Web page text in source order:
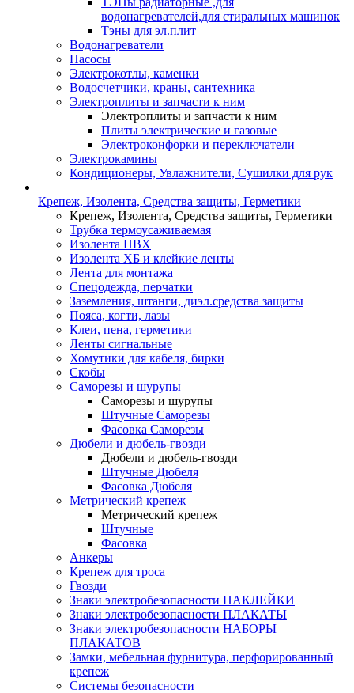
водонагревателей,для стиральных машинок
Тэны для эл.плит
Водонагреватели
Насосы
Электрокотлы, каменки
Водосчетчики, краны, сантехника
Электроплиты и запчасти к ним
Электроплиты и запчасти к ним
Плиты электрические и газовые
Электроконфорки и переключатели
Электрокамины
Кондиционеры, Увлажнители, Сушилки для рук
Крепеж, Изолента, Средства защиты, Герметики
Крепеж, Изолента, Средства защиты, Герметики
Трубка термоусаживаемая
Изолента ПВХ
Изолента ХБ и клейкие ленты
Лента для монтажа
Спецодежда, перчатки
Заземления, штанги, диэл.средства защиты
Пояса, когти, лазы
Клеи, пена, герметики
Ленты сигнальные
Хомутики для кабеля, бирки
Скобы
Саморезы и шурупы
Саморезы и шурупы
Штучные Саморезы
Фасовка Саморезы
Дюбели и дюбель-гвозди
Дюбели и дюбель-гвозди
Штучные Дюбеля
Фасовка Дюбеля
Метрический крепеж
Метрический крепеж
Штучные
Фасовка
Анкеры
Крепеж для троса
Гвозди
Знаки электробезопасности НАКЛЕЙКИ
Знаки электробезопасности ПЛАКАТЫ
Знаки электробезопасности НАБОРЫ
ПЛАКАТОВ
Замки, мебельная фурнитура, перфорированный
крепеж
Системы безопасности